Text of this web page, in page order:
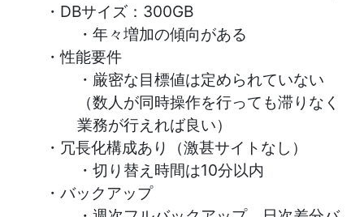
・DBサイズ：300GB
・年々増加の傾向がある
・性能要件
・厳密な目標値は定められていない
（数人が同時操作を行っても滞りなく
業務が行えれば良い）
・冗長化構成あり（激甚サイトなし）
・切り替え時間は10分以内
・バックアップ